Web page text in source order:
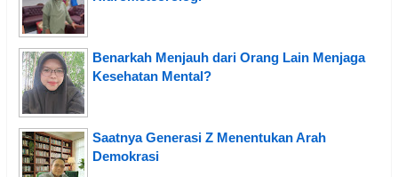
Benarkah Menjauh dari Orang Lain Menjaga
Kesehatan Mental?
Saatnya Generasi Z Menentukan Arah
Demokrasi